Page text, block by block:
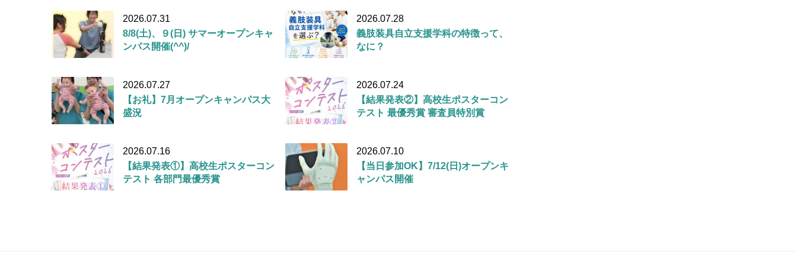
2026.07.31
8/8(土)、９(日) サマーオープンキャ
ンパス開催(^^)/
2026.07.28
義肢装具自立支援学科の特徴って、
なに？
2026.07.27
【お礼】7月オープンキャンパス大
盛況
2026.07.24
【結果発表②】高校生ポスターコン
テスト 最優秀賞 審査員特別賞
2026.07.16
【結果発表①】高校生ポスターコン
テスト 各部門最優秀賞
2026.07.10
【当日参加OK】7/12(日)オープンキ
ャンパス開催